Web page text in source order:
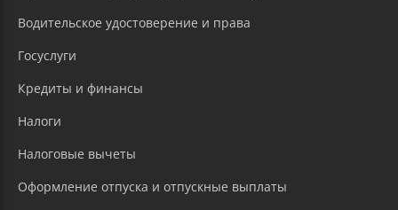
Водительское удостоверение и права
Госуслуги
Кредиты и финансы
Налоги
Налоговые вычеты
Оформление отпуска и отпускные выплаты